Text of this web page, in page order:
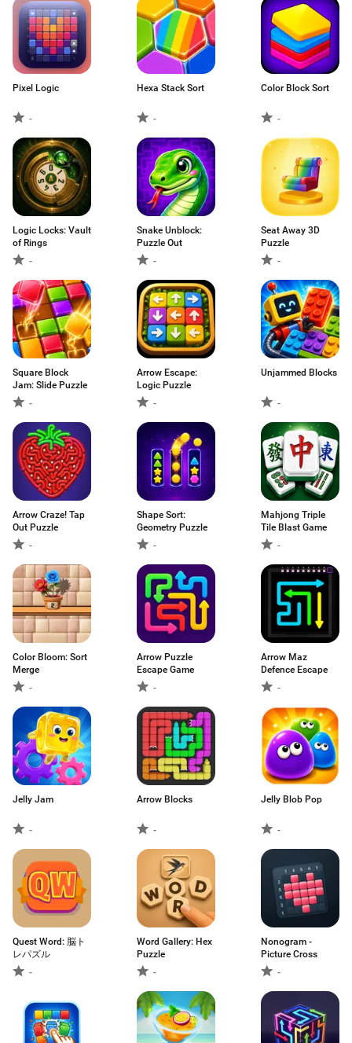
Pixel Logic
-
Hexa Stack Sort
-
Color Block Sort
-
Logic Locks: Vault
of Rings
-
Snake Unblock:
Puzzle Out
-
Seat Away 3D
Puzzle
-
Square Block
Jam: Slide Puzzle
-
Arrow Escape:
Logic Puzzle
-
Unjammed Blocks
-
Arrow Craze! Tap
Out Puzzle
-
Shape Sort:
Geometry Puzzle
-
Mahjong Triple
Tile Blast Game
-
Color Bloom: Sort
Merge
-
Arrow Puzzle
Escape Game
-
Arrow Maz
Defence Escape
-
Jelly Jam
-
Arrow Blocks
-
Jelly Blob Pop
-
Quest Word: 脳ト
レパズル
-
Word Gallery: Hex
Puzzle
-
Nonogram -
Picture Cross
-